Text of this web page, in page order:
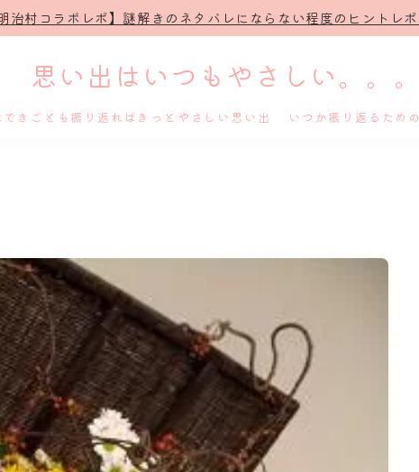
治村コラボレポ】謎解きのネタバレにならない程度のヒントレ
思い出はいつもやさしい。。。
できごとも振り返ればきっとやさしい思い出 いつか振り返るため
謎解き
ホテル滞在記
舞台・ライブ
名古屋